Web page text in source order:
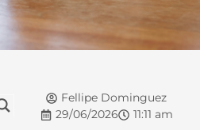
Fellipe Dominguez
29/06/2026
11:11 am